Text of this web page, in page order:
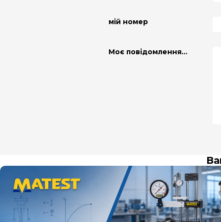
мій номер
Моє повідомлення...